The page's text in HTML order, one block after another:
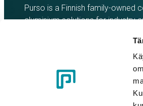
Purso is a Finnish family-owned
aluminium solutions for industry